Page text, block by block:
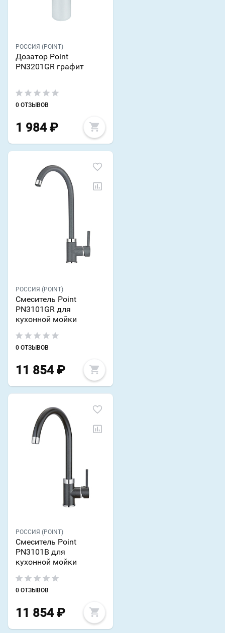
РОССИЯ (POINT)
Дозатор Point
PN3201GR графит
0 ОТЗЫВОВ
1 984 ₽
РОССИЯ (POINT)
Смеситель Point
PN3101GR для
кухонной мойки
0 ОТЗЫВОВ
11 854 ₽
РОССИЯ (POINT)
Смеситель Point
PN3101B для
кухонной мойки
0 ОТЗЫВОВ
11 854 ₽